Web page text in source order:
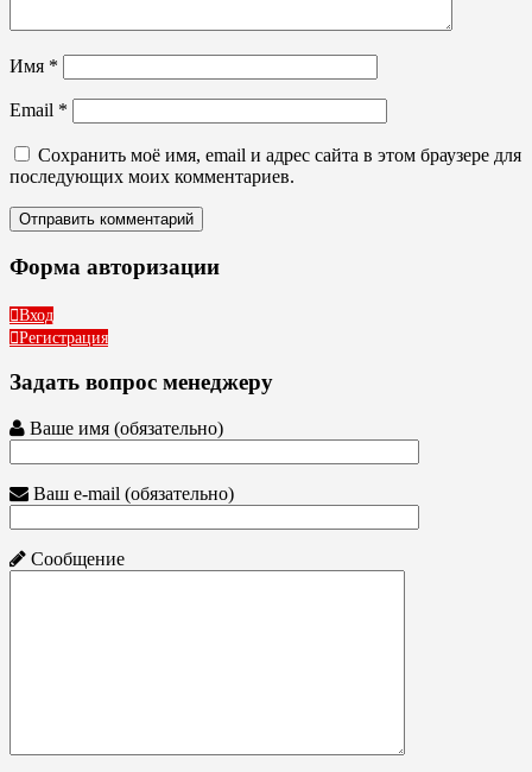
Имя *
Email *
Сохранить моё имя, email и адрес сайта в этом браузере для
последующих моих комментариев.
Форма авторизации
Вход
Регистрация
Задать вопрос менеджеру
Ваше имя (обязательно)
Ваш e-mail (обязательно)
Сообщение